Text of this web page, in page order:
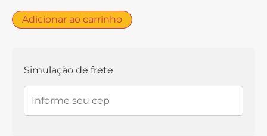
Adicionar ao carrinho
Simulação de frete